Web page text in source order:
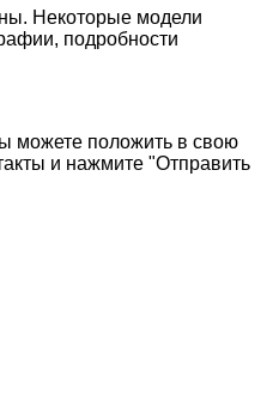
Некоторые модели
подробности
можете положить в свою
и нажмите "Отправить